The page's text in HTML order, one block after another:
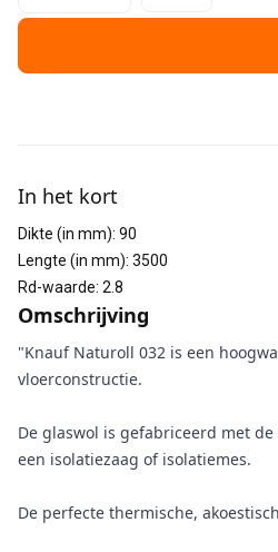
In het kort
Dikte (in mm): 90
Lengte (in mm): 3500
Rd-waarde: 2.8
Omschrijving
"Knauf Naturoll 032 is een
vloerconstructie.
De glaswol is gefabriceerd met
een isolatiezaag of isolatiemes.
De perfecte thermische,